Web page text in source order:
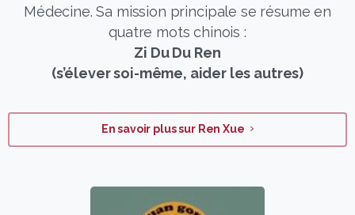
Médecine. Sa mission principale se résume en
quatre mots chinois :
Zi Du Du Ren
(s’élever soi-même, aider les autres)
En savoir plus sur Ren Xue